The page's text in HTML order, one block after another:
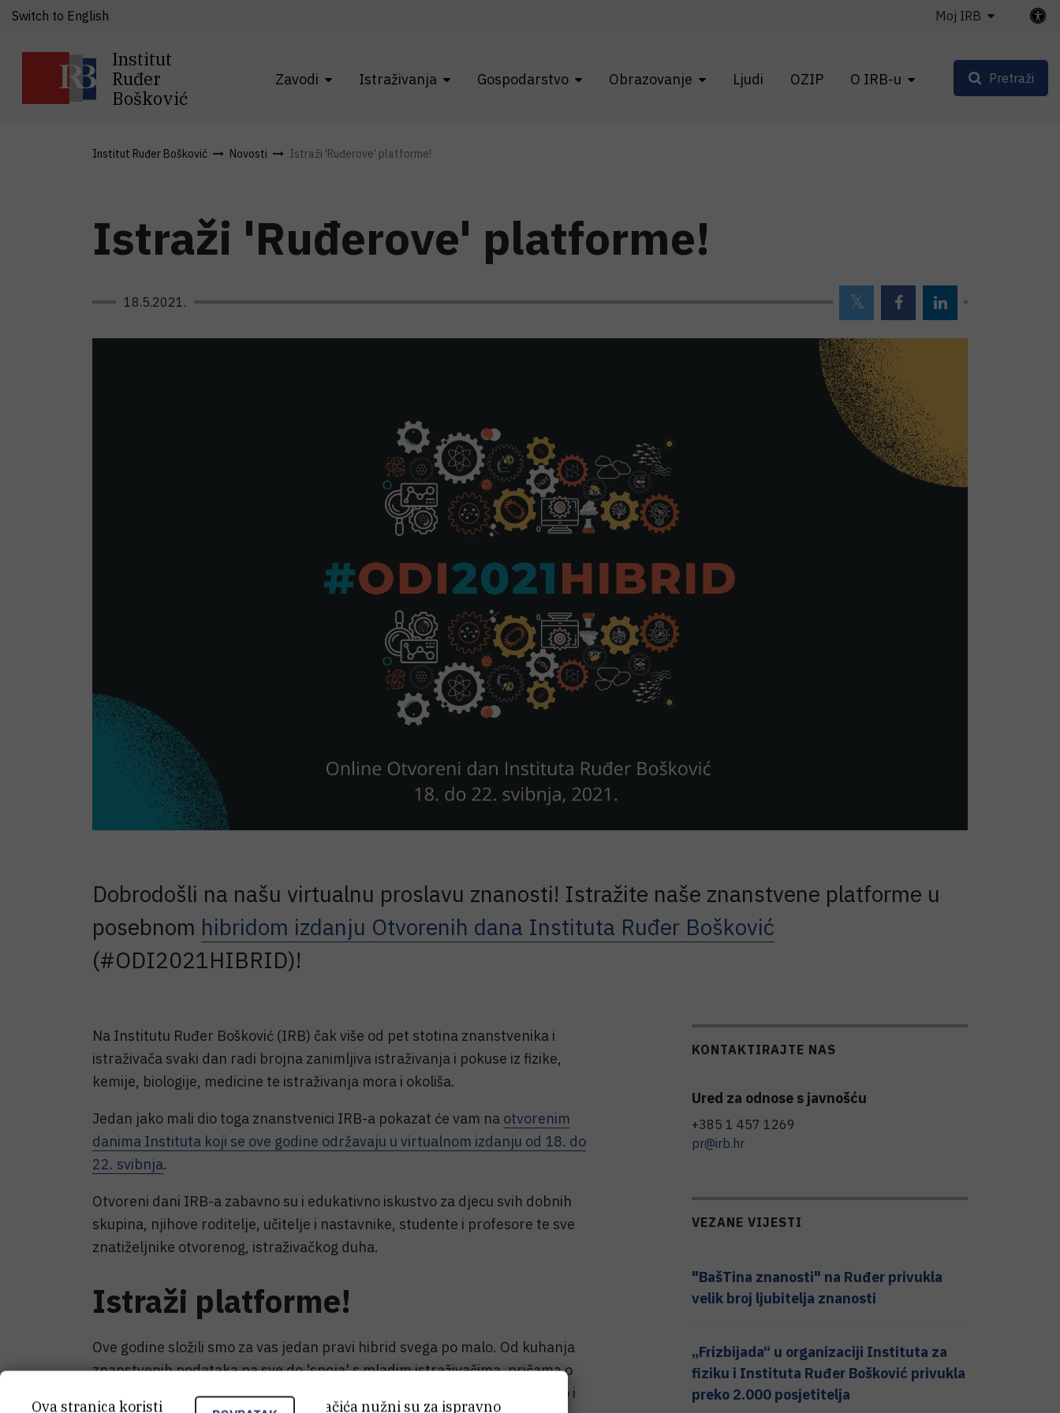
Institut
Ruđer
Bošković
Zavodi Istraživanja Gospodarstvo Obrazovanje Ljudi OZIP O IRB-u
Switch to English Moj IRB
Pretraži
Institut Ruđer Bošković Novosti Istraži 'Ruđerove' platforme!
Istraži 'Ruđerove' platforme!
18.5.2021.
Dobrodošli na našu virtualnu proslavu znanosti! Istražite naše znanstvene platforme u
posebnom hibridom izdanju Otvorenih dana Instituta Ruđer Bošković
(#ODI2021HIBRID)!
Na Institutu Ruđer Bošković (IRB) čak više od pet stotina znanstvenika i
istraživača svaki dan radi brojna zanimljiva istraživanja i pokuse iz fizike,
kemije, biologije, medicine te istraživanja mora i okoliša.
Jedan jako mali dio toga znanstvenici IRB-a pokazat će vam na otvorenim
danima Instituta koji se ove godine održavaju u virtualnom izdanju od 18. do
22. svibnja.
Otvoreni dani IRB-a zabavno su i edukativno iskustvo za djecu svih dobnih
skupina, njihove roditelje, učitelje i nastavnike, studente i profesore te sve
znatiželjnike otvorenog, istraživačkog duha.
Istraži platforme!
Ove godine složili smo za vas jedan pravi hibrid svega po malo. Od kuhanja
znanstvenih podataka pa sve do 'spoja' s mladim istraživačima, pričama o
otkrićima, podrijetlu života, svemiru, prostoru među zvijezdama, a imamo i
KONTAKTIRAJTE NAS
Ured za odnose s javnošću
+385 1 457 1269
pr@irb.hr
VEZANE VIJESTI
"BašTina znanosti" na Ruđer privukla
velik broj ljubitelja znanosti
„Frizbijada“ u organizaciji Instituta za
fiziku i Instituta Ruđer Bošković privukla
preko 2.000 posjetitelja
Ova stranica koristi kolačiće. Neki od tih kolačića nužni su za ispravno